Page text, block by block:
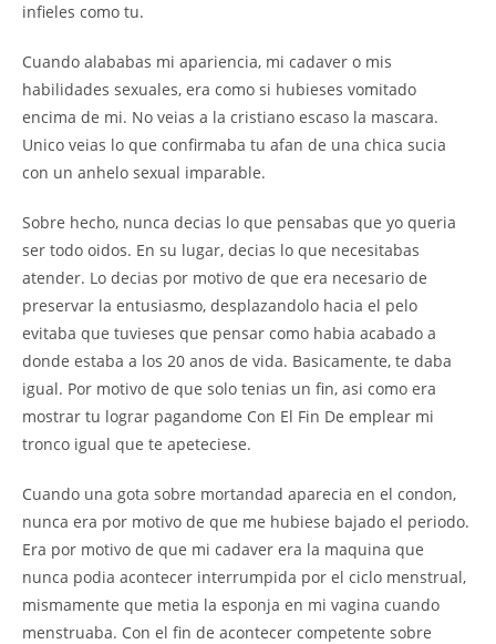
infieles como tu.
Cuando alababas mi apariencia, mi cadaver o mis
habilidades sexuales, era como si hubieses vomitado
encima de mi. No veias a la cristiano escaso la mascara.
Unico veias lo que confirmaba tu afan de una chica sucia
con un anhelo sexual imparable.
Sobre hecho, nunca decias lo que pensabas que yo queria
ser todo oidos. En su lugar, decias lo que necesitabas
atender. Lo decias por motivo de que era necesario de
preservar la entusiasmo, desplazandolo hacia el pelo
evitaba que tuvieses que pensar como habia acabado a
donde estaba a los 20 anos de vida. Basicamente, te daba
igual. Por motivo de que solo tenias un fin, asi como era
mostrar tu lograr pagandome Con El Fin De emplear mi
tronco igual que te apeteciese.
Cuando una gota sobre mortandad aparecia en el condon,
nunca era por motivo de que me hubiese bajado el periodo.
Era por motivo de que mi cadaver era la maquina que
nunca podia acontecer interrumpida por el ciclo menstrual,
mismamente que metia la esponja en mi vagina cuando
menstruaba. Con el fin de acontecer competente sobre